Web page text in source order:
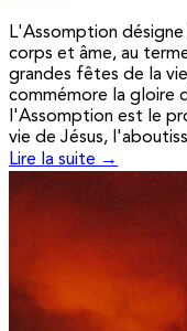
L'Assomption
corps et âme, au
grandes fêtes de la
commémore la gloire
l'Assomption est le
vie de Jésus,
Lire la suite →